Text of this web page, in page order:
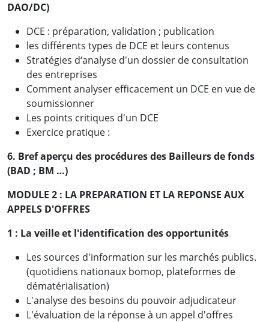
DAO/DC)
DCE : préparation, validation ; publication
les différents types de DCE et leurs contenus
Stratégies d‘analyse d'un dossier de consultation
des entreprises
Comment analyser efficacement un DCE en vue de
soumissionner
Les points critiques d'un DCE
Exercice pratique :
6. Bref aperçu des procédures des Bailleurs de fonds
(BAD ; BM …)
MODULE 2 : LA PREPARATION ET LA REPONSE AUX
APPELS D'OFFRES
1 : La veille et l'identification des opportunités
Les sources d'information sur les marchés publics.
(quotidiens nationaux bomop, plateformes de
dématérialisation)
L'analyse des besoins du pouvoir adjudicateur
L'évaluation de la réponse à un appel d'offres